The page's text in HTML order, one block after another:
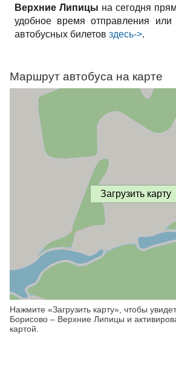
Верхние Липицы на сегодня
удобное время отправления
автобусных билетов здесь->.
Маршрут автобуса на карте
Загрузить карту
Нажмите «Загрузить карту», чтобы
Борисово – Верхние Липицы и
картой.